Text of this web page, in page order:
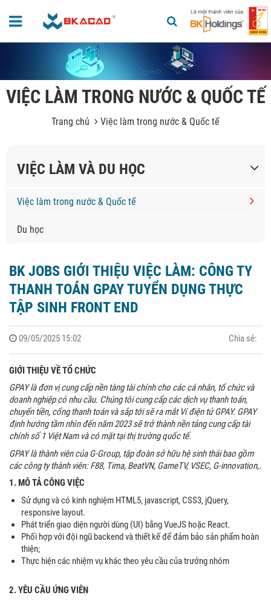
VIỆC LÀM TRONG NƯỚC & QUỐC TẾ
Trang chủ Việc làm trong nước & Quốc tế
VIỆC LÀM VÀ DU HỌC
Việc làm trong nước & Quốc tế
Du học
BK JOBS GIỚI THIỆU VIỆC LÀM: CÔNG TY
THANH TOÁN GPAY TUYỂN DỤNG THỰC
TẬP SINH FRONT END
09/05/2025 15:02 Chia sẻ:
GIỚI THIỆU VỀ TỔ CHỨC
GPAY là đơn vị cung cấp nền tàng tài chính cho các cá nhân, tổ chức và
doanh nghiệp có nhu cầu. Chúng tôi cung cấp các dịch vụ thanh toán,
chuyển tiền, cổng thanh toán và sắp tới sẽ ra mắt Ví điện tử GPAY. GPAY
định hướng tầm nhìn đến năm 2023 sẽ trở thành nền tảng cung cấp tài
chính số 1 Việt Nam và có mặt tại thị trường quốc tế.
GPAY là thành viên của G-Group, tập đoàn sở hữu hệ sinh thái bao gồm
các công ty thành viên: F88, Tima, BeatVN, GameTV, VSEC, G-innovation,.
1. MÔ TẢ CÔNG VIỆC
Sử dụng và có kinh nghiệm HTML5, javascript, CSS3, jQuery,
responsive layout.
Phát triển giao diện người dùng (UI) bằng VueJS hoặc React.
Phối hợp với đội ngũ backend và thiết kế để đảm bảo sản phẩm hoàn
thiện;
Thực hiện các nhiệm vụ khác theo yêu cầu của trưởng nhóm
2. YÊU CẦU ỨNG VIÊN